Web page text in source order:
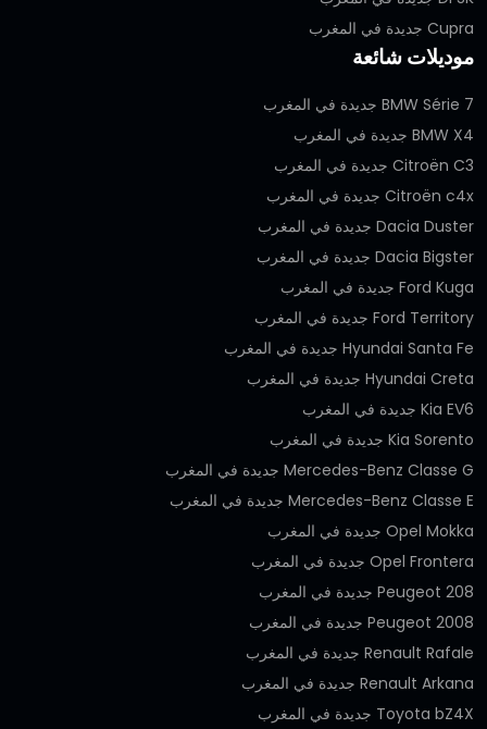
Cupra جديدة في المغرب
موديلات شائعة
BMW Série 7 جديدة في المغرب
BMW X4 جديدة في المغرب
Citroën C3 جديدة في المغرب
Citroën c4x جديدة في المغرب
Dacia Duster جديدة في المغرب
Dacia Bigster جديدة في المغرب
Ford Kuga جديدة في المغرب
Ford Territory جديدة في المغرب
Hyundai Santa Fe جديدة في المغرب
Hyundai Creta جديدة في المغرب
Kia EV6 جديدة في المغرب
Kia Sorento جديدة في المغرب
Mercedes-Benz Classe G جديدة في المغرب
Mercedes-Benz Classe E جديدة في المغرب
Opel Mokka جديدة في المغرب
Opel Frontera جديدة في المغرب
Peugeot 208 جديدة في المغرب
Peugeot 2008 جديدة في المغرب
Renault Rafale جديدة في المغرب
Renault Arkana جديدة في المغرب
Toyota bZ4X جديدة في المغرب